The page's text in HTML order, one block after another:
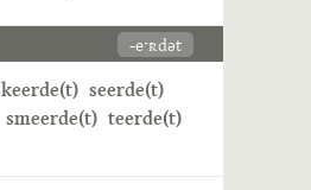
-eˑʀdət
keerde(t) seerde(t)
smeerde(t) teerde(t)